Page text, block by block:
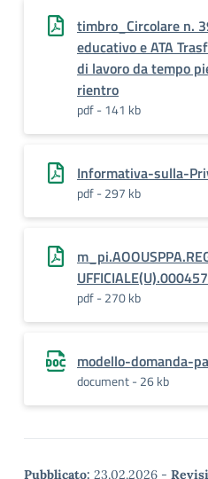
timbro_Circolare n.
educativo e ATA
di lavoro da tempo
rientro
pdf - 141 kb
Informativa-sulla-
pdf - 297 kb
pdf - 270 kb
modello-domanda-
document - 26 kb
Pubblicato: 23.02.2026 -